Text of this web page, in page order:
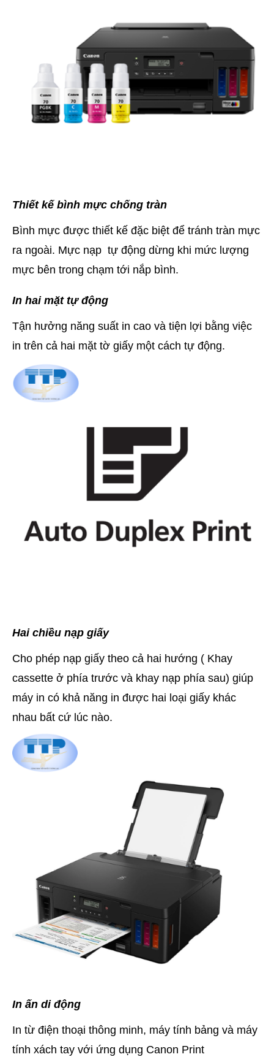
Thiết kế bình mực chống tràn
Bình mực được thiết kế đặc biệt để tránh tràn mực
ra ngoài. Mực nạp tự động dừng khi mức lượng
mực bên trong chạm tới nắp bình.
In hai mặt tự động
Tận hưởng năng suất in cao và tiện lợi bằng việc
in trên cả hai mặt tờ giấy một cách tự động.
Hai chiều nạp giấy
Cho phép nạp giấy theo cả hai hướng ( Khay
cassette ở phía trước và khay nạp phía sau) giúp
máy in có khả năng in được hai loại giấy khác
nhau bất cứ lúc nào.
In ấn di động
In từ điện thoại thông minh, máy tính bảng và máy
tính xách tay với ứng dụng Canon Print